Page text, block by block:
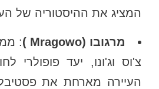
המציג את ההיסטוריה של
מרגובו (Mragowo )
:
צ'וס וג'ונו, יעד פופולרי
העיירה מארחת את